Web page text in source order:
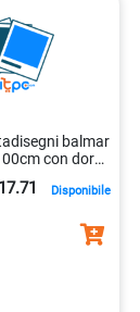
balmar
con dorso
Disponibile